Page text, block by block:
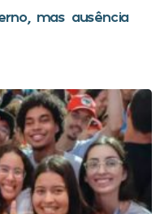
mas ausência